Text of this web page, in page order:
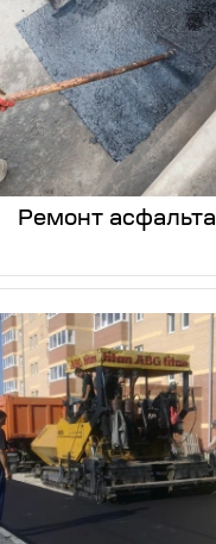
Ремонт асфальта